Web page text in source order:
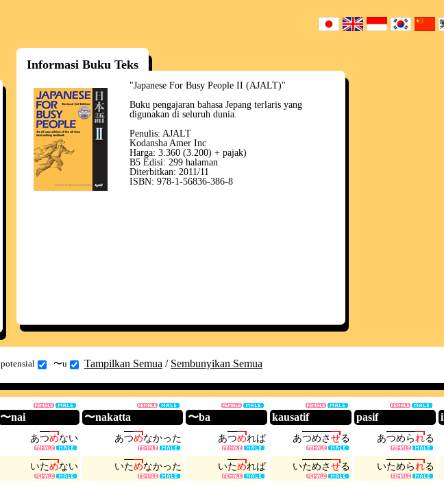
Informasi Buku Teks
"Japanese For Busy People II (AJALT)"
Buku pengajaran bahasa Jepang terlaris yang
digunakan di seluruh dunia.
Penulis: AJALT
Kodansha Amer Inc
Harga: 3.360 (3.200) + pajak)
B5 Edisi: 299 halaman
Diterbitkan: 2011/11
ISBN: 978-1-56836-386-8
potensial 〜u Tampilkan Semua / Sembunyikan Semua
〜nai 〜nakatta 〜ba kausatif pasif
あつめない あつめなかった あつめれば あつめさせる あつめられる
いためない いためなかった いためれば いためさせる いためられる